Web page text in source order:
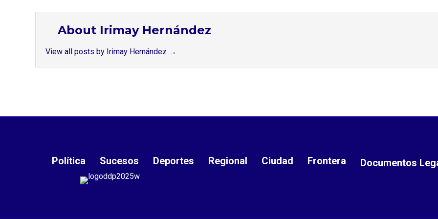
About Irimay Hernández
View all posts by Irimay Hernández →
Política Sucesos Deportes Regional Ciudad Frontera Documentos